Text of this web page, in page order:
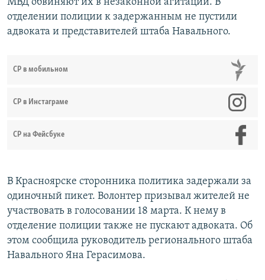
МВД обвиняют их в незаконной агитации. В
отделении полиции к задержанным не пустили
адвоката и представителей штаба Навального.
СР в мобильном
СР в Инстаграме
СР на Фейсбуке
В Красноярске сторонника политика задержали за
одиночный пикет. Волонтер призывал жителей не
участвовать в голосовании 18 марта. К нему в
отделение полиции также не пускают адвоката. Об
этом сообщила руководитель регионального штаба
Навального Яна Герасимова.